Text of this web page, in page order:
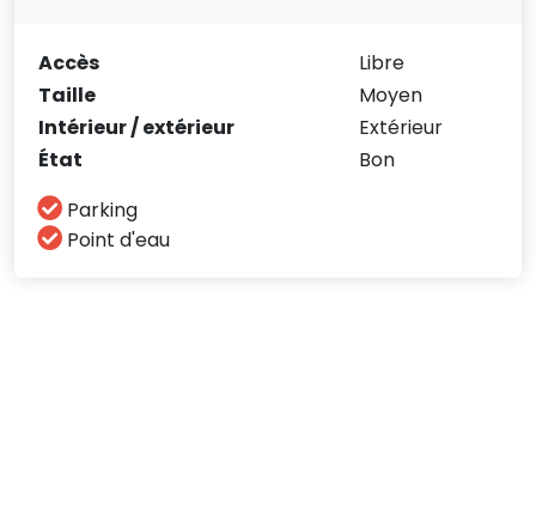
Accès
Libre
Taille
Moyen
Intérieur / extérieur
Extérieur
État
Bon
Parking
Point d'eau